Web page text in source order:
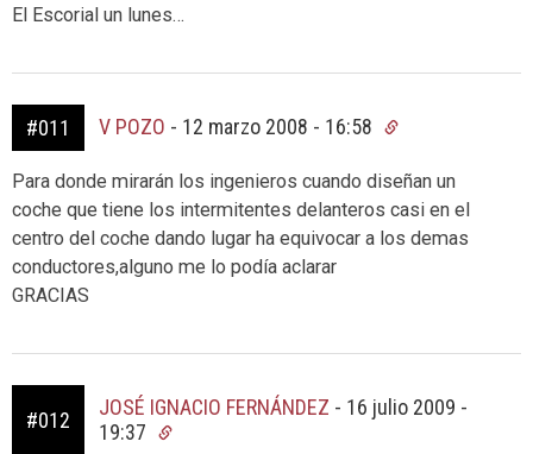
El Escorial un lunes…
#011 V POZO - 12 marzo 2008 - 16:58
Para donde mirarán los ingenieros cuando diseñan un
coche que tiene los intermitentes delanteros casi en el
centro del coche dando lugar ha equivocar a los demas
conductores,alguno me lo podía aclarar
GRACIAS
#012
JOSÉ IGNACIO FERNÁNDEZ - 16 julio 2009 -
19:37